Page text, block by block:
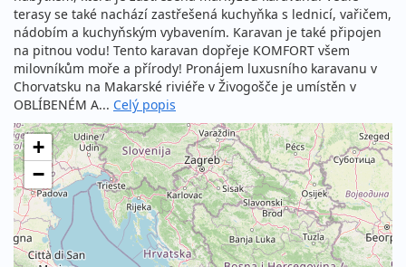
terasy se také nachází zastřešená kuchyňka s lednicí, vařičem,
nádobím a kuchyňským vybavením. Karavan je také připojen
na pitnou vodu! Tento karavan dopřeje KOMFORT všem
milovníkům moře a přírody! Pronájem luxusního karavanu v
Chorvatsku na Makarské riviéře v Živogošče je umístěn v
OBLÍBENÉM A... Celý popis
+
−